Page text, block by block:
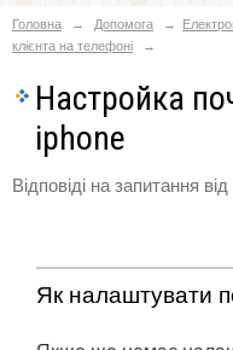
Головна Допомога
клієнта на телефоні
Настройка
iphone
Відповіді на запитання
Як налаштувати